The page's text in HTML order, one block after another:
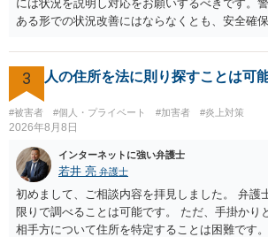
には状況を説明し対応をお願いするべきです。
ある形での状況改善にはならなくとも、安全確
3 人の住所を法に則り探すことは可
#被害者 #個人・プライベート #加害者 #炎上対策
2026年8月8日
インターネットに強い弁護士
若井 亮 弁護士
初めまして、ご相談内容を拝見しました。 弁護
限りで調べることは可能です。 ただ、手掛かり
相手方について住所を特定することは困難です。